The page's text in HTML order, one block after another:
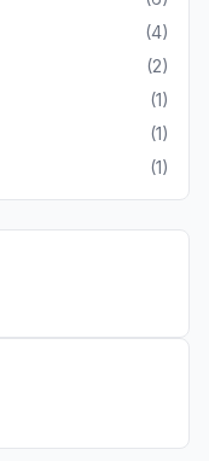
(4)
(2)
(1)
(1)
(1)